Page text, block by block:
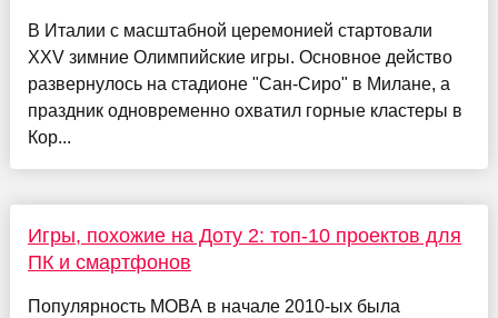
В Италии с масштабной церемонией стартовали
XXV зимние Олимпийские игры. Основное действо
развернулось на стадионе "Сан-Сиро" в Милане, а
праздник одновременно охватил горные кластеры в
Кор...
Игры, похожие на Доту 2: топ-10 проектов для
ПК и смартфонов
Популярность MOBA в начале 2010-ых была